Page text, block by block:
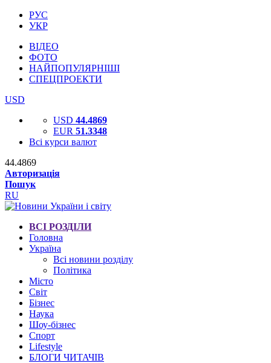
РУС
УКР
ВІДЕО
ФОТО
НАЙПОПУЛЯРНІШІ
СПЕЦПРОЕКТИ
USD
USD 44.4869
EUR 51.3348
Всі курси валют
44.4869
Авторизація
Пошук
RU
ВСІ РОЗДІЛИ
Головна
Україна
Всі новини розділу
Політика
Місто
Світ
Бізнес
Наука
Шоу-бізнес
Спорт
Lifestyle
БЛОГИ ЧИТАЧІВ